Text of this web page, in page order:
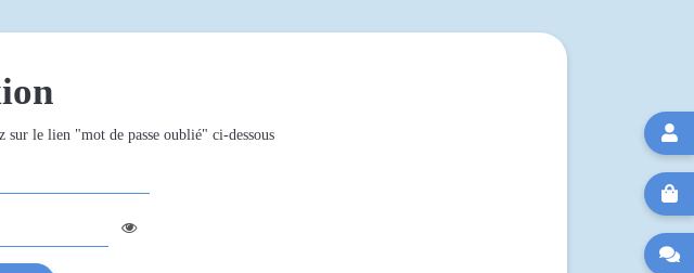
sur le lien "mot de passe oublié" ci-dessous 

